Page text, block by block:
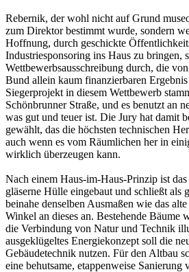
Rebernik, der wohl nicht auf Grund
zum Direktor bestimmt wurde, sondern
Hoffnung, durch geschickte
Industriesponsoring ins Haus zu bringen,
Wettbewerbsausschreibung durch, die
Bund allein kaum finanzierbaren
Siegerprojekt in diesem Wettbewerb
Schönbrunner Straße, und es benutzt an
was gut und teuer ist. Die Jury hat damit
gewählt, das die höchsten technischen
auch wenn es vom Räumlichen her in
wirklich überzeugen kann.
Nach einem Haus-im-Haus-Prinzip ist
gläserne Hülle eingebaut und schließt als
beinahe denselben Ausmaßen wie das
Winkel an dieses an. Bestehende Bäume
die Verbindung von Natur und Technik
ausgeklügeltes Energiekonzept soll die
Gebäudetechnik nutzen. Für den Altbau
eine behutsame, etappenweise Sanierung